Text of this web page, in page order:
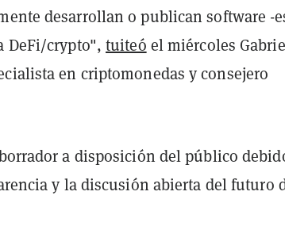
desarrollan o publican software -
DeFi/crypto",tuiteó el miércoles
en criptomonedas y consejero
a disposición del público
y la discusión abierta del futuro